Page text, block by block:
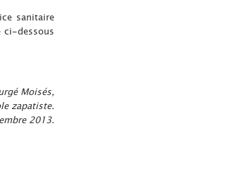
sanitaire
ci-dessous
Moisés,
zapatiste.
2013.